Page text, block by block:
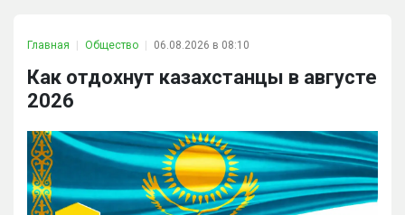
Главная Общество 06.08.2026 в 08:10
Как отдохнут казахстанцы в августе
2026